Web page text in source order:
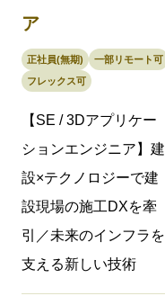
ア
正社員(無期)
一部リモート可
フレックス可
【SE / 3Dアプリケー
ションエンジニア】建
設×テクノロジーで建
設現場の施工DXを牽
引／未来のインフラを
支える新しい技術